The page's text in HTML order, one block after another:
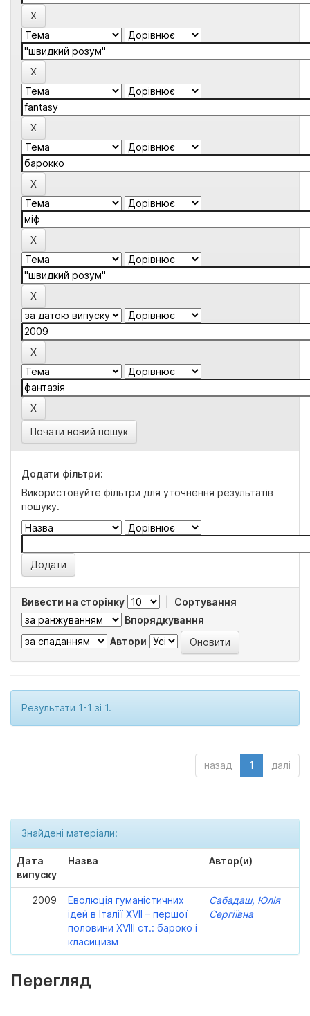
Почати новий пошук
Додати фільтри:
Використовуйте фільтри для уточнення результатів
пошуку.
Вивести на сторінку
Сортування
Впорядкування
Автори
Результати 1-1 зі 1.
назад 1 далі
Знайдені матеріали:
Дата
випуску
Назва Автор(и)
2009
Еволюція гуманістичних
ідей в Італії XVII – першої
половини XVIII ст.: бароко і
класицизм
Сабадаш, Юлія
Сергіївна
Перегляд